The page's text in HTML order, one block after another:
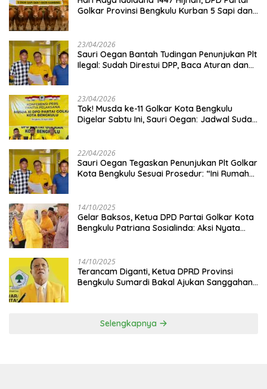
Golkar Provinsi Bengkulu Kurban 5 Sapi dan 1
23/04/2026
Sauri Oegan Bantah Tudingan Penunjukan Plt
Ilegal: Sudah Direstui DPP, Baca Aturan dan
23/04/2026
‎Tok! Musda ke-11 Golkar Kota Bengkulu
Digelar Sabtu Ini, Sauri Oegan: Jadwal Sudah
22/04/2026
Sauri Oegan Tegaskan Penunjukan Plt Golkar
Kota Bengkulu Sesuai Prosedur: “Ini Rumah
14/10/2025
‎Gelar Baksos, Ketua DPD Partai Golkar Kota
Bengkulu Patriana Sosialinda: Aksi Nyata
14/10/2025
Terancam Diganti, Ketua DPRD Provinsi
Bengkulu Sumardi Bakal Ajukan Sanggahan
Selengkapnya